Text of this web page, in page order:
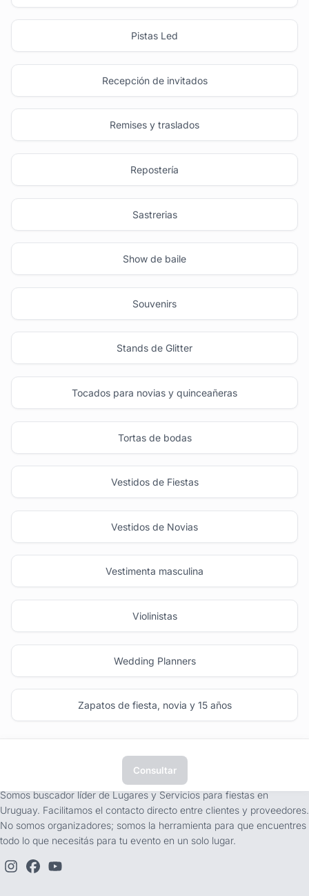
Pistas Led
Recepción de invitados
Remises y traslados
Repostería
Sastrerias
Show de baile
Souvenirs
Stands de Glitter
Tocados para novias y quinceañeras
Tortas de bodas
Vestidos de Fiestas
Vestidos de Novias
Vestimenta masculina
Violinistas
Wedding Planners
Zapatos de fiesta, novia y 15 años
Consultar
Somos buscador líder de Lugares y Servicios para fiestas en
Uruguay. Facilitamos el contacto directo entre clientes y proveedores.
No somos organizadores; somos la herramienta para que encuentres
todo lo que necesitás para tu evento en un solo lugar.